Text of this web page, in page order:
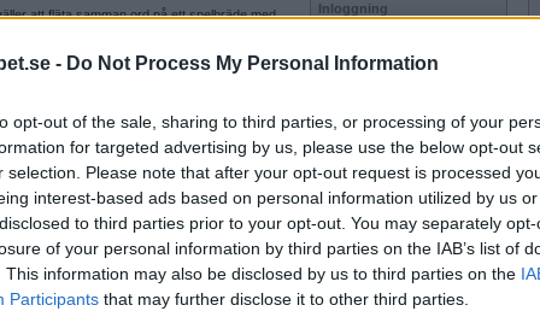
- Do Not Process My Personal Information
opt-out of the sale, sharing to third parties, or processing of your
for targeted advertising by us, please use the below opt-out
selection. Please note that after your opt-out request is processed
interest-based ads based on personal information utilized by us
to third parties prior to your opt-out. You may separately
of your personal information by third parties on the IAB’s list of
This information may also be disclosed by us to third parties on the
Participants that may further disclose it to other third parties.
att fläta samman ord på ett spelbräde med
poäng som möjligt genom att placera
poäng vinner!
Varje bokstav förekommer i ett visst antal
nedre högra hörn. De blanka brickorna
som en ”joker” och kan användas som
blanka brickan tilldelas kan inte ändras under
den blanka brickan skall utgöra genom
musknapp i 1-2 sekunder. Därefter väljer
rutor. På spelbrädet finns speciella bonusrutor
rutor.
Inloggning
Kom ihåg mig
Glömt ditt lösenord?
Få ny aktiveringslänk
Betapet är gratis!